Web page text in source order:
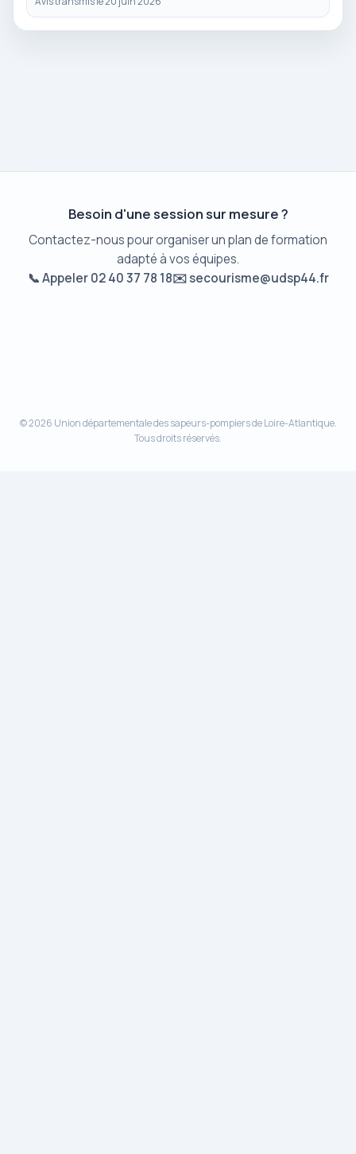
Besoin d'une session sur mesure ?
Contactez-nous pour organiser un plan de formation
adapté à vos équipes.
📞 Appeler 02 40 37 78 18✉️ secourisme@udsp44.fr
© 2026 Union départementale des sapeurs-pompiers de Loire-Atlantique.
Tous droits réservés.